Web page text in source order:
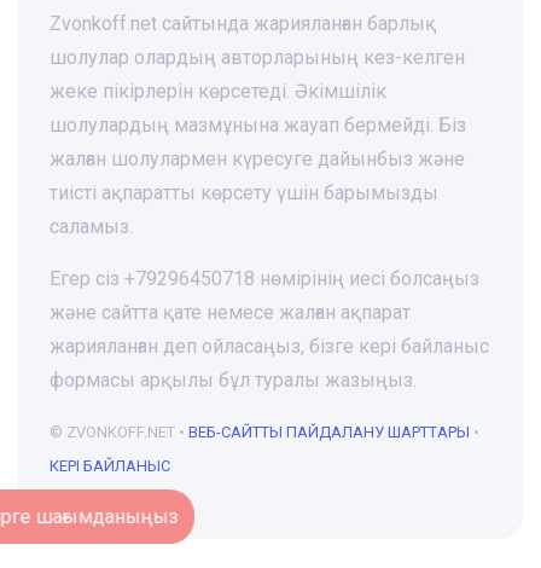
Zvonkoff.net сайтында жарияланған барлық
шолулар олардың авторларының кез-келген
жеке пікірлерін көрсетеді. Әкімшілік
шолулардың мазмұнына жауап бермейді. Біз
жалған шолулармен күресуге дайынбыз және
тиісті ақпаратты көрсету үшін барымызды
саламыз.
Егер сіз +79296450718 нөмірінің иесі болсаңыз
және сайтта қате немесе жалған ақпарат
жарияланған деп ойласаңыз, бізге кері байланыс
формасы арқылы бұл туралы жазыңыз.
© ZVONKOFF.NET • ВЕБ-CАЙТТЫ ПАЙДАЛАНУ ШАРТТАРЫ •
КЕРІ БАЙЛАНЫС
Нөмірге шағымданыңыз